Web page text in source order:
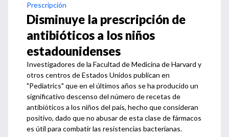
Prescripción
Disminuye la prescripción de
antibióticos a los niños
estadounidenses
Investigadores de la Facultad de Medicina de Harvard y
otros centros de Estados Unidos publican en
"Pediatrics" que en el últimos años se ha producido un
significativo descenso del número de recetas de
antibióticos a los niños del país, hecho que consideran
positivo, dado que no abusar de esta clase de fármacos
es útil para combatir las resistencias bacterianas.